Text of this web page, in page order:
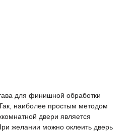
для финишной обработки
наиболее простым методом
двери является
желании можно оклеить дверь